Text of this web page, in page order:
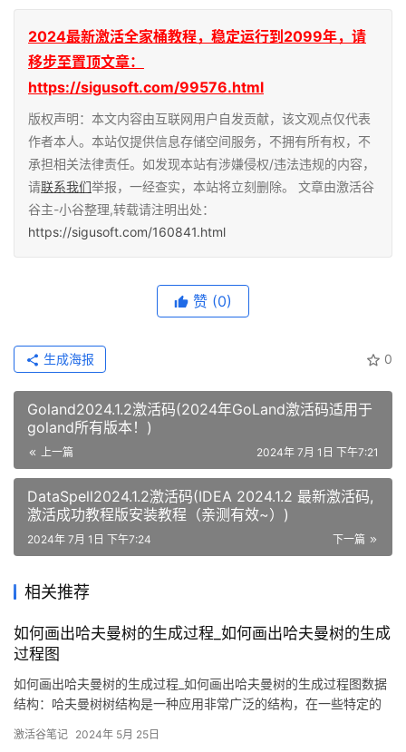
2024最新激活全家桶教程，稳定运行到2099年，请
移步至置顶文章：
https://sigusoft.com/99576.html
版权声明：本文内容由互联网用户自发贡献，该文观点仅代表
作者本人。本站仅提供信息存储空间服务，不拥有所有权，不
承担相关法律责任。如发现本站有涉嫌侵权/违法违规的内容，
请联系我们举报，一经查实，本站将立刻删除。 文章由激活谷
谷主-小谷整理,转载请注明出处：
https://sigusoft.com/160841.html
赞 (0)
0
生成海报
Goland2024.1.2激活码(2024年GoLand激活码适用于
goland所有版本！)
上一篇 2024年 7月 1日 下午7:21
DataSpell2024.1.2激活码(IDEA 2024.1.2 最新激活码,
激活成功教程版安装教程（亲测有效~）)
下一篇
2024年 7月 1日 下午7:24
相关推荐
如何画出哈夫曼树的生成过程_如何画出哈夫曼树的生成
过程图
如何画出哈夫曼树的生成过程_如何画出哈夫曼树的生成过程图数据
结构：哈夫曼树树结构是一种应用非常广泛的结构，在一些特定的
题。例如，我们今天要讨论的哈夫曼树就是一种应用很广的树。
激活谷笔记 2024年 5月 25日